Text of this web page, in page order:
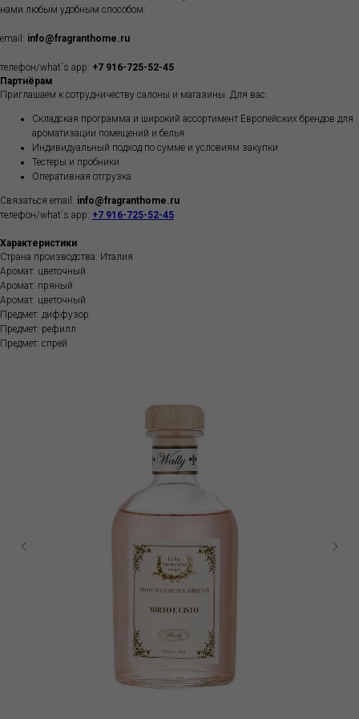
нами любым удобным способом:
email: info@fragranthome.ru
телефон/what`s app: +7 916-725-52-45
Партнёрам
Приглашаем к сотрудничеству салоны и магазины. Для вас:
Складская программа и широкий ассортимент Европейских брендов для
ароматизации помещений и белья
Индивидуальный подход по сумме и условиям закупки
Тестеры и пробники
Оперативная отгрузка
Связаться email: info@fragranthome.ru
телефон/what`s app: +7 916-725-52-45
Характеристики
Страна производства: Италия
Аромат: цветочный
Аромат: пряный
Аромат: цветочный
Предмет: диффузор
Предмет: рефилл
Предмет: спрей